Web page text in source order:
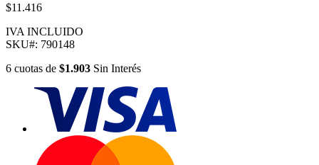
$11.416
IVA INCLUIDO
SKU#: 790148
6 cuotas de $1.903 Sin Interés